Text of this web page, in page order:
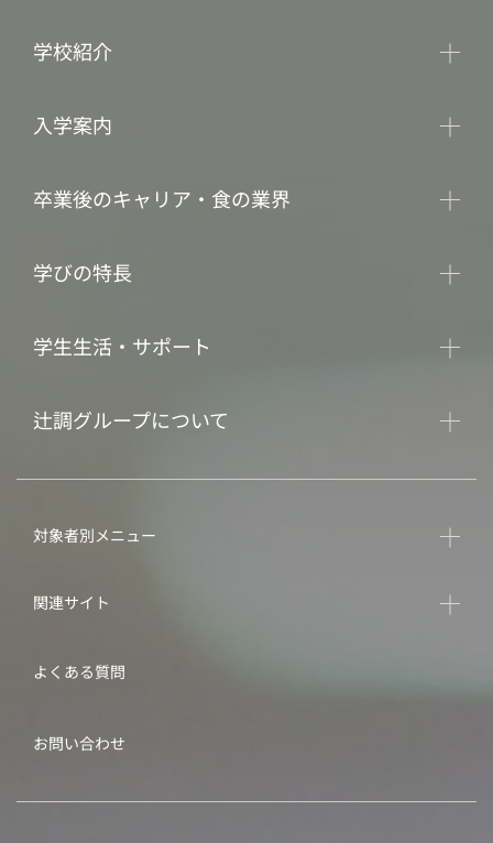
学校紹介
入学案内
卒業後のキャリア・食の業界
学びの特長
学生生活・サポート
辻調グループについて
対象者別メニュー
関連サイト
よくある質問
お問い合わせ